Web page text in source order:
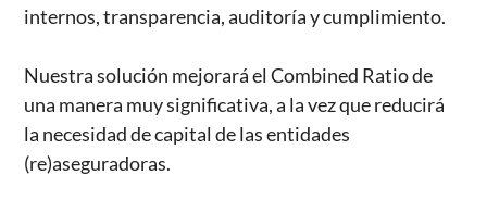
internos, transparencia, auditoría y cumplimiento.
Nuestra solución mejorará el Combined Ratio de
una manera muy significativa, a la vez que reducirá
la necesidad de capital de las entidades
(re)aseguradoras.